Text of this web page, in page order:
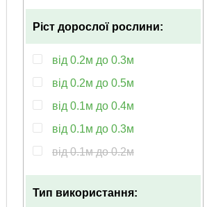
Рясноквітучий
Популярний
Ранньоквітучий
Ароматний
Махровий
Пишноквітучий
Тіньолюбні
Ріст дорослої рослини:
від 0.2м до 0.3м
від 0.2м до 0.5м
від 0.1м до 0.4м
від 0.1м до 0.3м
від 0.1м до 0.2м
від 0.2м до 0.4м
від 0.4м до 0.6м
Тип використання: